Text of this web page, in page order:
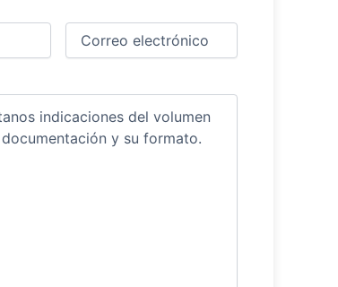
Correo
electrónico (Obligatorio)